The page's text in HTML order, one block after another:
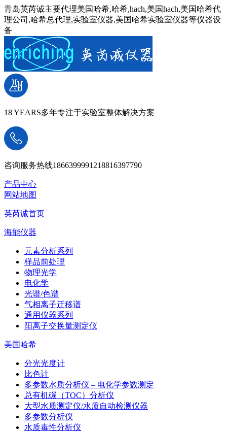
青岛英芮诚主要代理美国哈希,哈希,hach,美国hach,美国哈希代
理公司,哈希总代理,实验室仪器,美国哈希实验室仪器等仪器设
备
18 YEARS多年专注于实验室整体解决方案
咨询服务热线1866399991218816397790
产品中心
网站地图
英芮诚首页
海能仪器
元素分析系列
样品前处理
物理光学
电化学
光谱/色谱
气相离子迁移谱
通用仪器系列
阳离子交换量测定仪
美国哈希
分光光度计
比色计
多参数水质分析仪 – 电化学参数测定
总有机碳（TOC）分析仪
大型水质测定仪/水质自动检测仪器
多参数分析仪
水质毒性分析仪